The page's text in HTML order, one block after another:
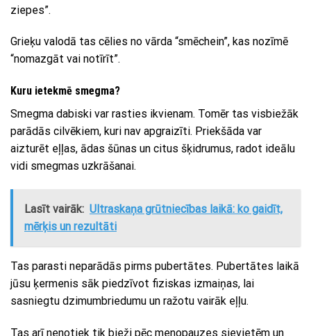
ziepes”.
Grieķu valodā tas cēlies no vārda “smēchein”, kas nozīmē
“nomazgāt vai notīrīt”.
Kuru ietekmē smegma?
Smegma dabiski var rasties ikvienam. Tomēr tas visbiežāk
parādās cilvēkiem, kuri nav apgraizīti. Priekšāda var
aizturēt eļļas, ādas šūnas un citus šķidrumus, radot ideālu
vidi smegmas uzkrāšanai.
Lasīt vairāk: Ultraskaņa grūtniecības laikā: ko gaidīt,
mērķis un rezultāti
Tas parasti neparādās pirms pubertātes. Pubertātes laikā
jūsu ķermenis sāk piedzīvot fiziskas izmaiņas, lai
sasniegtu dzimumbriedumu un ražotu vairāk eļļu.
Tas arī nenotiek tik bieži pēc menopauzes sievietēm un